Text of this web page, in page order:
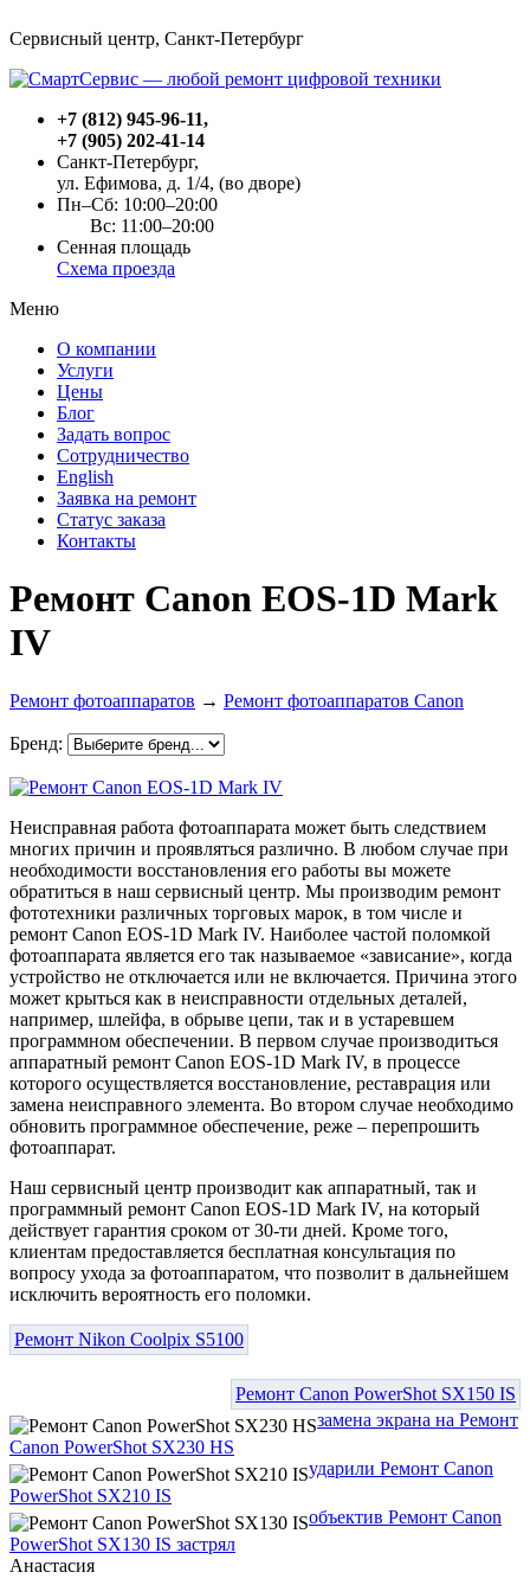
Сервисный центр, Cанкт-Петербург
+7 (812) 945-96-11,
+7 (905) 202-41-14
Санкт-Петербург,
ул. Ефимова, д. 1/4, (во дворе)
Пн–Сб: 10:00–20:00
Вс: 11:00–20:00
Сенная площадь
Схема проезда
Меню
О компании
Услуги
Цены
Блог
Задать вопрос
Сотрудничество
English
Заявка на ремонт
Статус заказа
Контакты
Ремонт Canon EOS-1D Mark
IV
Ремонт фотоаппаратов → Ремонт фотоаппаратов Canon
Бренд:
Неисправная работа фотоаппарата может быть следствием
многих причин и проявляться различно. В любом случае при
необходимости восстановления его работы вы можете
обратиться в наш сервисный центр. Мы производим ремонт
фототехники различных торговых марок, в том числе и
ремонт Canon EOS-1D Mark IV. Наиболее частой поломкой
фотоаппарата является его так называемое «зависание», когда
устройство не отключается или не включается. Причина этого
может крыться как в неисправности отдельных деталей,
например, шлейфа, в обрыве цепи, так и в устаревшем
программном обеспечении. В первом случае производиться
аппаратный ремонт Canon EOS-1D Mark IV, в процессе
которого осуществляется восстановление, реставрация или
замена неисправного элемента. Во втором случае необходимо
обновить программное обеспечение, реже – перепрошить
фотоаппарат.
Наш сервисный центр производит как аппаратный, так и
программный ремонт Canon EOS-1D Mark IV, на который
действует гарантия сроком от 30-ти дней. Кроме того,
клиентам предоставляется бесплатная консультация по
вопросу ухода за фотоаппаратом, что позволит в дальнейшем
исключить вероятность его поломки.
Ремонт Nikon Coolpix S5100
Ремонт Canon PowerShot SX150 IS
замена экрана на Ремонт
Canon PowerShot SX230 HS
ударили Ремонт Canon
PowerShot SX210 IS
объектив Ремонт Canon
PowerShot SX130 IS застрял
Анастасия